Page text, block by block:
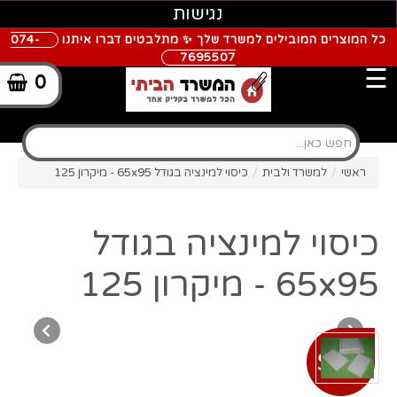
כל המוצרים המובילים למשרד שלך ✨ מתלבטים דברו איתנו
074-
7695507
0 ☰
ראשי / למשרד ולבית / כיסוי למינציה בגודל 65x95 - מיקרון 125
כיסוי למינציה בגודל
65x95 - מיקרון 125
נגישות